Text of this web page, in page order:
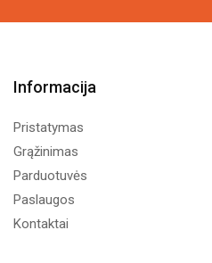
Informacija
Pristatymas
Grąžinimas
Parduotuvės
Paslaugos
Kontaktai